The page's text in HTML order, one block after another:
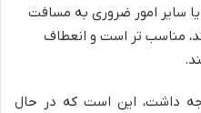
یا سایر امور ضروری به مسافت
مناسب تر است و انعطاف
داشت، این است که در حال